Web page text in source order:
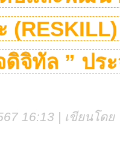
ดิจิทัล ” ปร
16:13 | เขียนโด